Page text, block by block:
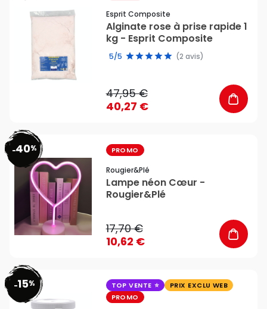
Esprit Composite
Alginate rose à prise rapide 1
kg - Esprit Composite
5/5 (2 avis)
47,95 €
40,27 €
-40% PROMO
Rougier&plé
Lampe néon Cœur -
Rougier&Plé
17,70 €
10,62 €
-15% TOP VENTE
PRIX EXCLU WEB
PROMO